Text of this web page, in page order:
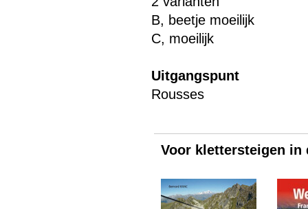
B, beetje moeilijk
C, moeilijk
Uitgangspunt
Rousses
Voor klettersteigen in